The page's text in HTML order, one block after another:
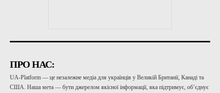
ПРО НАС:
UA-Platform — це незалежне медіа для українців у Великій Британії, Канаді та
США. Наша мета — бути джерелом якісної інформації, яка підтримує, об’єднує